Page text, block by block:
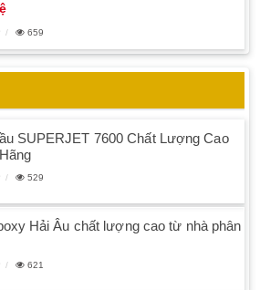
659
SUPERJET 7600 Chất Lượng Cao
529
Hải Âu chất lượng cao từ nhà phân
621